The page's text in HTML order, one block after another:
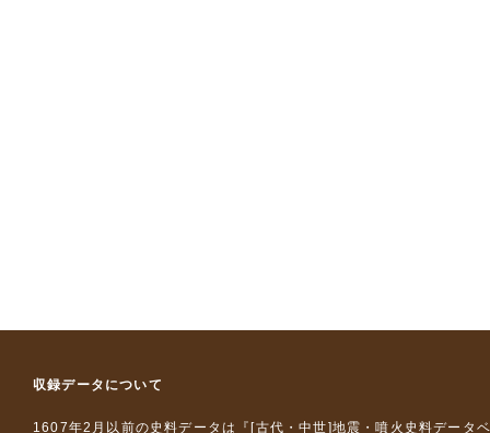
収録データについて
1607年2月以前の史料データは『 [古代・中世]地震・噴火史料データ